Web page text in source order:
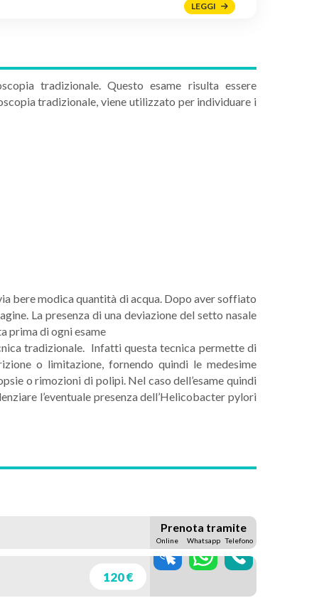
LEGGI
tradizionale. Questo esame risulta essere
tradizionale, viene utilizzato per individuare i
bere modica quantità di acqua. Dopo aver soffiato
La presenza di una deviazione del setto nasale
prima di ogni esame
tradizionale. Infatti questa tecnica permette di
o limitazione, fornendo quindi le medesime
o rimozioni di polipi. Nel caso dell’esame quindi
l’eventuale presenza dell’Helicobacter pylori
Prenota tramite
Online Telefono
Whatsapp
120 €